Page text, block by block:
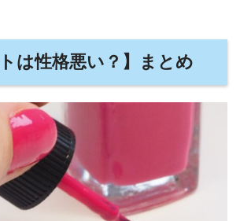
は性格悪い？】まとめ